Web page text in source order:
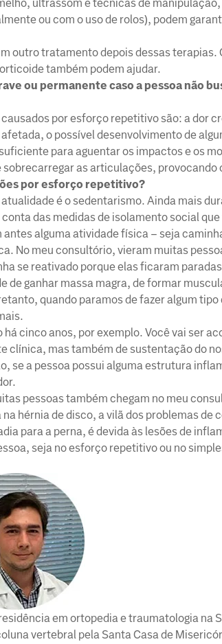
ultrassom e técnicas de
ou com o uso de rolos), podem
outro tratamento depois dessas terapias.
também podem ajudar.
ou permanente caso a pessoa não
por esforço repetitivo são: a dor
o possível desenvolvimento de
para aguentar os impactos e os
as articulações, provocando
por esforço repetitivo?
é o sedentarismo. Ainda mais
das medidas de isolamento social
alguma atividade física – seja
No meu consultório, vieram muitas
se reativado porque elas ficaram
de ganhar massa magra, de formar
quando paramos de fazer algum
cinco anos, por exemplo. Você vai ser
clínica, mas também de sustentação do
se a pessoa possui alguma estrutura
pessoas também chegam no meu
hérnia de disco, a vilã dos problemas de
para a perna, é devida às lesões de
seja no esforço repetitivo ou no
em ortopedia e traumatologia na
vertebral pela Santa Casa de